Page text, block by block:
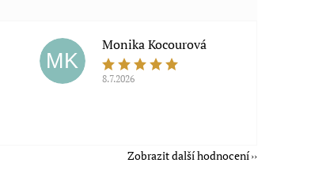
MK
Monika Kocourová
8.7.2026
Zobrazit další hodnocení